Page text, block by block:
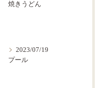
焼きうどん
2023/07/19
プール